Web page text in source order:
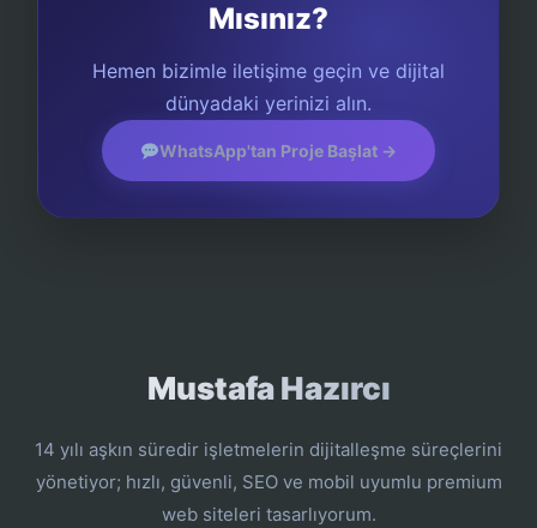
Mısınız?
Hemen bizimle iletişime geçin ve dijital
dünyadaki yerinizi alın.
WhatsApp'tan Proje Başlat →
Mustafa Hazırcı
14 yılı aşkın süredir işletmelerin dijitalleşme süreçlerini
yönetiyor; hızlı, güvenli, SEO ve mobil uyumlu premium
web siteleri tasarlıyorum.